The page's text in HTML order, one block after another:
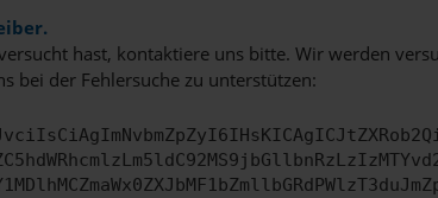
hast, kontaktiere uns bitte. Wir werden
bei der Fehlersuche zu unterstützen: